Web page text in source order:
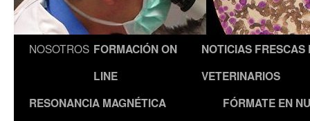
NOSOTROS FORMACIÓN ON
LINE
NOTICIAS FRESCAS
VETERINARIOS
RESONANCIA MAGNÉTICA
FÓRMATE EN